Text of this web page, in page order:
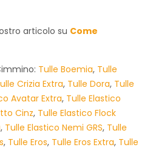
articolo su Come
Tulle Boemia, Tulle
Crizia Extra, Tulle Dora, Tulle
Avatar Extra, Tulle Elastico
Cinz, Tulle Elastico Flock
, Tulle Elastico Nemi GRS, Tulle
, Tulle Eros, Tulle Eros Extra, Tulle